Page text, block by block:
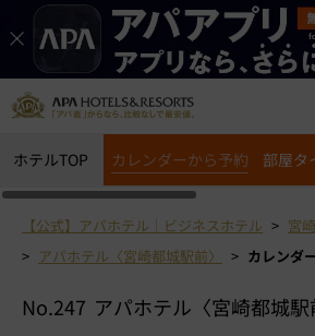
ホテルTOP カレンダーから予約 部屋タ
【公式】アパホテル｜ビジネスホテル
宮
アパホテル〈宮崎都城駅前〉
カレンダ
No.247 アパホテル〈宮崎都城駅